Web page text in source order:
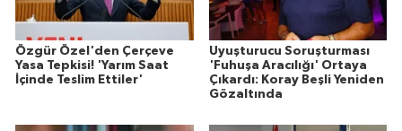
Özgür Özel'den Çerçeve
Yasa Tepkisi! 'Yarım Saat
İçinde Teslim Ettiler'
Uyuşturucu Soruşturması
'Fuhuşa Aracılığı' Ortaya
Çıkardı: Koray Beşli Yeniden
Gözaltında